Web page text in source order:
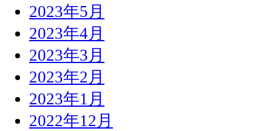
2023年5月
2023年4月
2023年3月
2023年2月
2023年1月
2022年12月